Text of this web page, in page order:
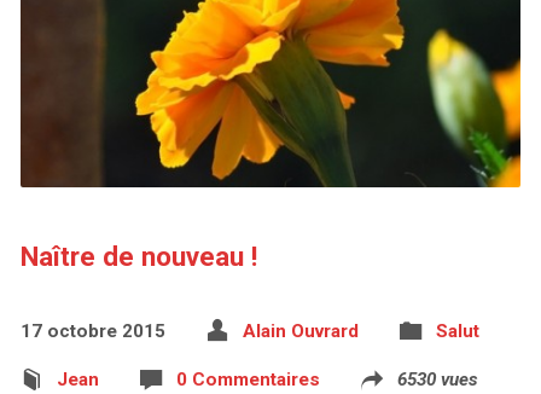
Naître de nouveau !
17 octobre 2015 Alain Ouvrard Salut
Jean 0 Commentaires 6530 vues